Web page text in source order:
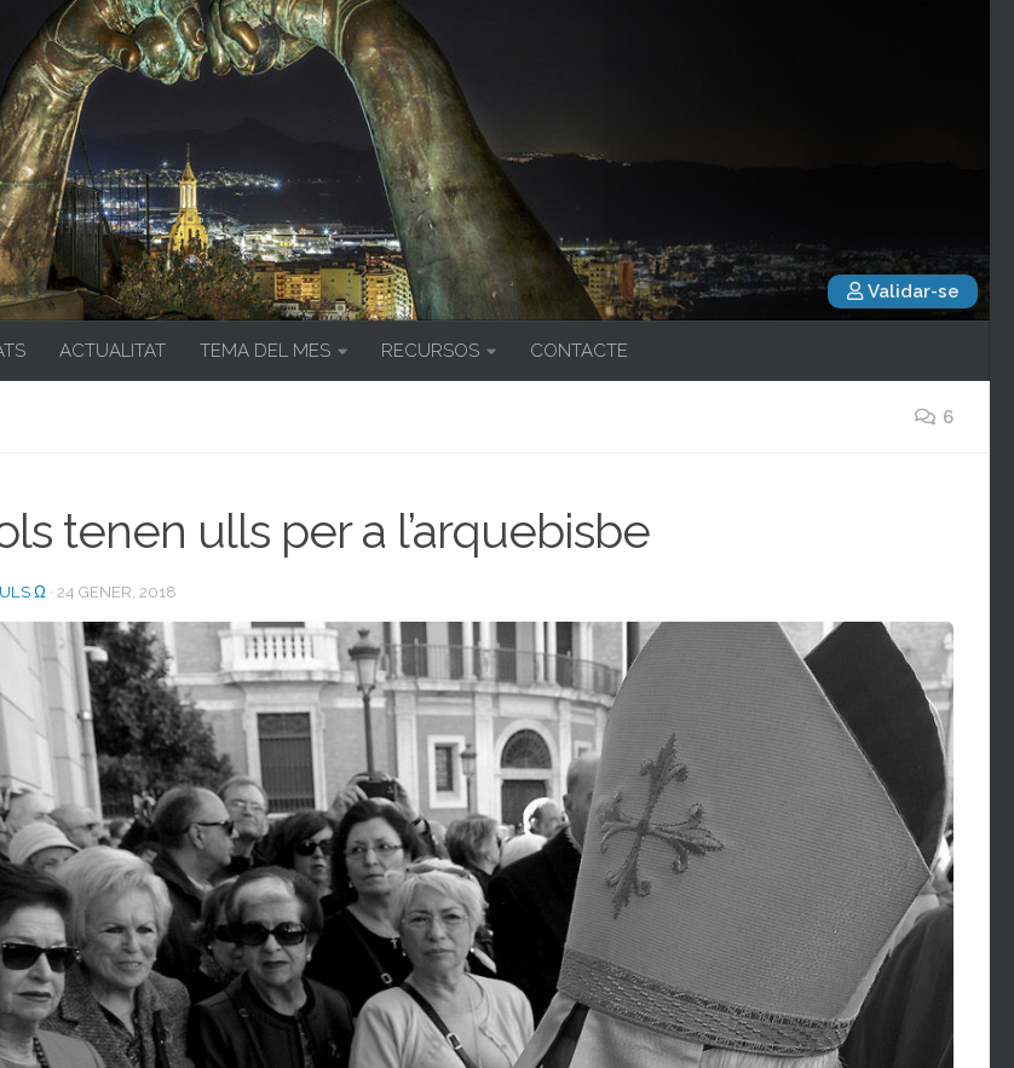
Validar-se
ACTUALITAT TEMA DEL MES RECURSOS CONTACTE
6
tenen ulls per a l’arquebisbe
Ω · 24 GENER, 2018